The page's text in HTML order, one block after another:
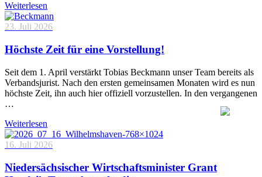
Weiterlesen
23. Juli 2026
Höchste Zeit für eine Vorstellung!
Seit dem 1. April verstärkt Tobias Beckmann unser Team bereits als
Verbandsjurist. Nach den ersten gemeinsamen Monaten wird es nun
höchste Zeit, ihn auch hier offiziell vorzustellen. In den vergangenen
…
Weiterlesen
16. Juli 2026
Niedersächsischer Wirtschaftsminister Grant